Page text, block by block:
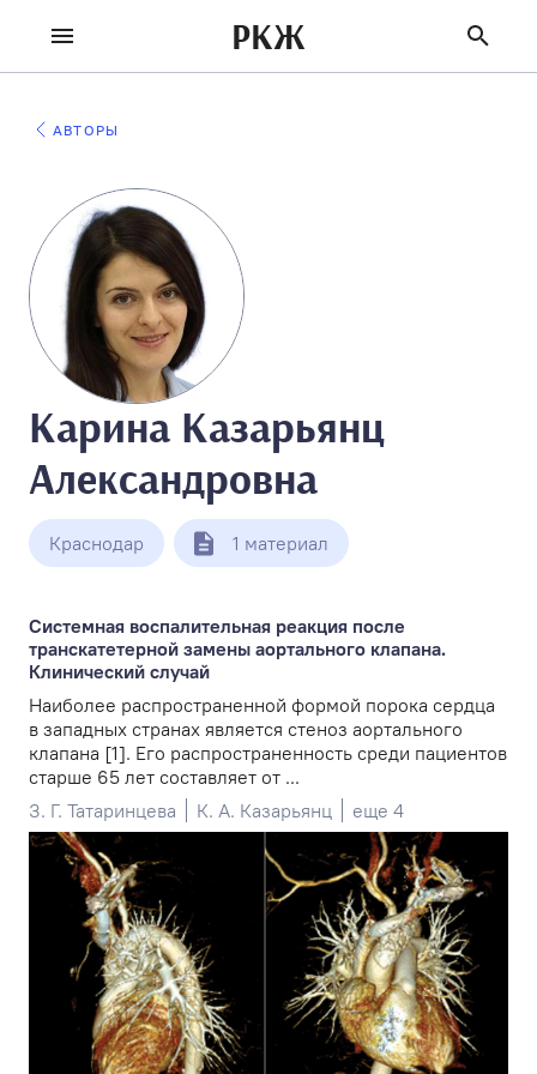
РКЖ
АВТОРЫ
Карина Казарьянц
Александровна
Краснодар 1 материал
Системная воспалительная реакция после
транскатетерной замены аортального клапана.
Клинический случай
Наиболее распространенной формой порока сердца
в западных странах является стеноз аортального
клапана [1]. Его распространенность среди пациентов
старше 65 лет составляет от ...
З. Г. Татаринцева
К. А. Казарьянц еще 4